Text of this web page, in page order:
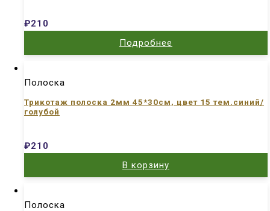
₽210
Подробнее
Полоска
Трикотаж полоска 2мм 45*30см, цвет 15 тем.синий/
голубой
₽210
В корзину
Полоска